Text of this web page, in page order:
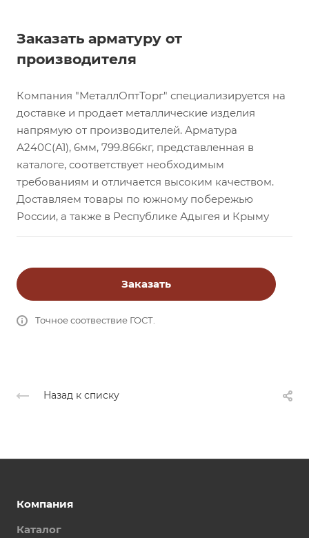
Заказать арматуру от
производителя
Компания "МеталлОптТорг" специализируется на
доставке и продает металлические изделия
напрямую от производителей. Арматура
А240С(А1), 6мм, 799.866кг, представленная в
каталоге, соответствует необходимым
требованиям и отличается высоким качеством.
Доставляем товары по южному побережью
России, а также в Республике Адыгея и Крыму
Заказать
Точное соотвествие ГОСТ.
Назад к списку
Компания
Каталог